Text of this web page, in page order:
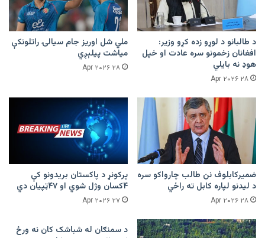
د طالبانو د لوړو زده کړو وزیر:
افغانان زخمونو سره عادت او خپل
هوډ نه بایلي
۲۸ Apr ۲۰۲۶
ملي شل اوریز جام سیالۍ راتلونکې
میاشت پیلېږي
۲۸ Apr ۲۰۲۶
ضمیرکابلوف نن طالب چارواکو سره
د لیدنو لپاره کابل ته راځي
۲۸ Apr ۲۰۲۶
پرکونړ د پاکستان بریدونو کې
۴کسان وژل شوي او ۴۷ټپیان دي
۲۷ Apr ۲۰۲۶
د سمنګان له شباشک کان نه ورځ